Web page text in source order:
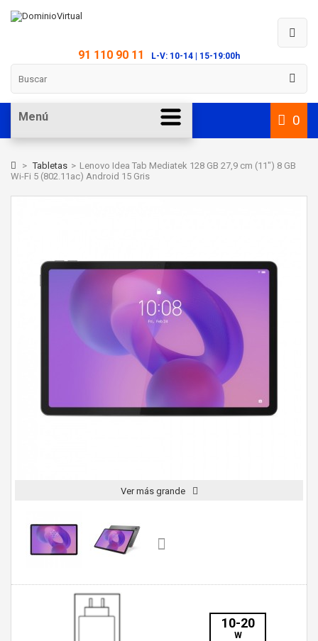
91 110 90 11 L-V: 10-14 | 15-19:00h
0
Menú
> Tabletas > Lenovo Idea Tab Mediatek 128 GB 27,9 cm (11") 8 GB
Wi-Fi 5 (802.11ac) Android 15 Gris
Ver más grande
10-20
W